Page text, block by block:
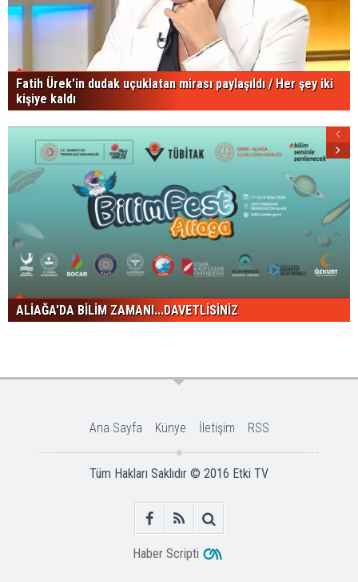
Fatih Ürek'in dudak uçuklatan mirası paylaşıldı / Her şey iki
kişiye kaldı
ALİAĞA'DA BİLİM ZAMANI...DAVETLİSİNİZ
Ana Sayfa Künye İletişim RSS
Tüm Hakları Saklıdır © 2016 Etki TV
Haber Scripti